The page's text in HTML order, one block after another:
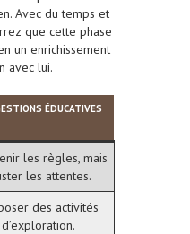
Avec du temps et
que cette phase
un enrichissement
avec lui.
ÉDUCATIVES
les règles, mais
les attentes.
des activités
d’exploration.